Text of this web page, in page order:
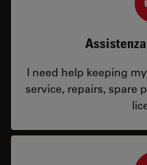
I need help keeping
service, repairs, spare